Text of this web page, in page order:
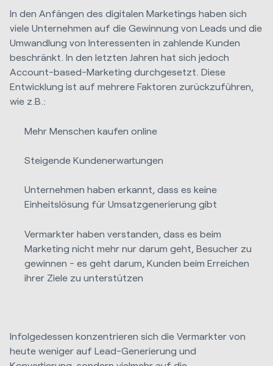
In den Anfängen des digitalen Marketings haben sich
viele Unternehmen auf die Gewinnung von Leads und die
Umwandlung von Interessenten in zahlende Kunden
beschränkt. In den letzten Jahren hat sich jedoch
Account-based-Marketing durchgesetzt. Diese
Entwicklung ist auf mehrere Faktoren zurückzuführen,
wie z.B.:
Mehr Menschen kaufen online
Steigende Kundenerwartungen
Unternehmen haben erkannt, dass es keine
Einheitslösung für Umsatzgenerierung gibt
Vermarkter haben verstanden, dass es beim
Marketing nicht mehr nur darum geht, Besucher zu
gewinnen - es geht darum, Kunden beim Erreichen
ihrer Ziele zu unterstützen
Infolgedessen konzentrieren sich die Vermarkter von
heute weniger auf Lead-Generierung und